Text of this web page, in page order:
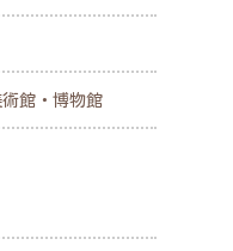
術館・博物館